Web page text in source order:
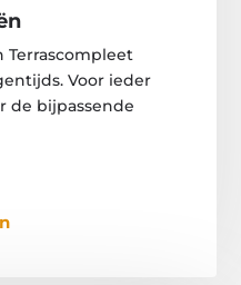
Terrascompleet
Voor ieder
de bijpassende